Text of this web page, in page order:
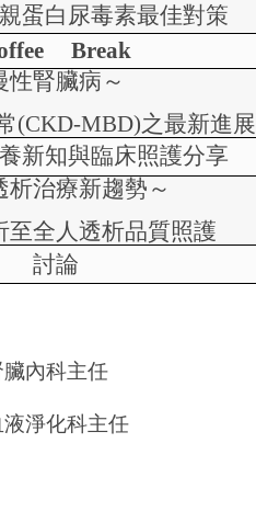
蛋白尿毒素最佳對策
Break
性腎臟病 ～
(CKD-MBD)之最新進展
新知與臨床照護分享
析治療新趨勢～
至全人透析品質照護
討論
內科主任
淨化科主任